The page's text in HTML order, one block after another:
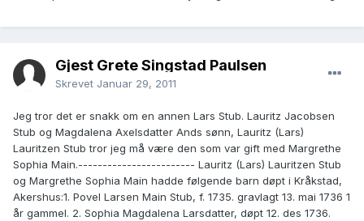
Gjest Grete Singstad Paulsen
Skrevet Januar 29, 2011
Jeg tror det er snakk om en annen Lars Stub. Lauritz Jacobsen
Stub og Magdalena Axelsdatter Ands sønn, Lauritz (Lars)
Lauritzen Stub tror jeg må være den som var gift med Margrethe
Sophia Main.------------------------ Lauritz (Lars) Lauritzen Stub
og Margrethe Sophia Main hadde følgende barn døpt i Kråkstad,
Akershus:1. Povel Larsen Main Stub, f. 1735. gravlagt 13. mai 1736 1
år gammel. 2. Sophia Magdalena Larsdatter, døpt 12. des 1736.